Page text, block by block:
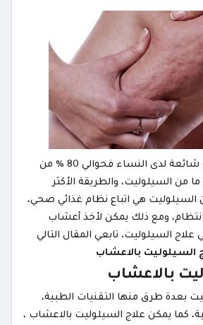
السيلوليت مشكلة شائعة لدى النساء فحوالي 80 % من
من السيلوليت، والطريقة الأكثر
هي اتباع نظام غذائي صحي،
ومع ذلك يمكن لأخذ أعشاب
السيلوليت، تابعي المقال التالي
السيلوليت بالاعشاب
بالاعشاب
بعدة طرق منها التقنيات الطبية،
كما يمكن علاج السيلوليت بالاعشاب ،